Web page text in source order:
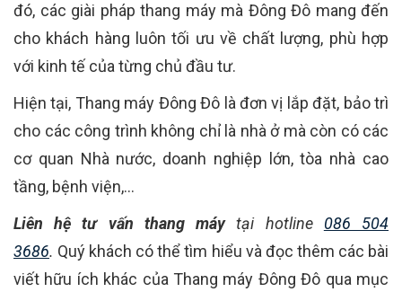
đó, các giài pháp thang máy mà Đông Đô mang đến
cho khách hàng luôn tối ưu về chất lượng, phù hợp
với kinh tế của từng chủ đầu tư.
Hiện tại, Thang máy Đông Đô là đơn vị lắp đặt, bảo trì
cho các công trình không chỉ là nhà ở mà còn có các
cơ quan Nhà nước, doanh nghiệp lớn, tòa nhà cao
tầng, bệnh viện,…
Liên hệ tư vấn thang máytại hotline 086 504
3686. Quý khách có thể tìm hiểu và đọc thêm các bài
viết hữu ích khác của Thang máy Đông Đô qua mục